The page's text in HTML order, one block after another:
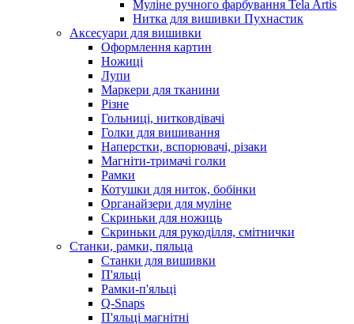
Муліне ручного фарбування Tela Artis
Нитка для вишивки Пухнастик
Аксесуари для вишивки
Оформлення картин
Ножиці
Лупи
Маркери для тканини
Різне
Гольниці, нитковдівачі
Голки для вишивання
Наперстки, вспорювачі, різаки
Магніти-тримачі голки
Рамки
Котушки для ниток, бобінки
Органайзери для муліне
Скриньки для ножиць
Скриньки для рукоділля, смітнички
Станки, рамки, пяльца
Станки для вишивки
П'яльці
Рамки-п'яльці
Q-Snaps
П'яльці магнітні